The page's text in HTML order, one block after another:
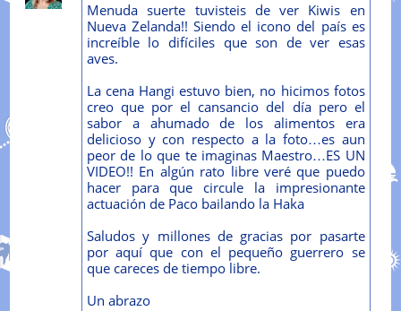
Menuda suerte tuvisteis de ver Kiwis en
Nueva Zelanda!! Siendo el icono del país es
increíble lo difíciles que son de ver esas
aves.
La cena Hangi estuvo bien, no hicimos fotos
creo que por el cansancio del día pero el
sabor a ahumado de los alimentos era
delicioso y con respecto a la foto…es aun
peor de lo que te imaginas Maestro…ES UN
VIDEO!! En algún rato libre veré que puedo
hacer para que circule la impresionante
actuación de Paco bailando la Haka
Saludos y millones de gracias por pasarte
por aquí que con el pequeño guerrero se
que careces de tiempo libre.
Un abrazo